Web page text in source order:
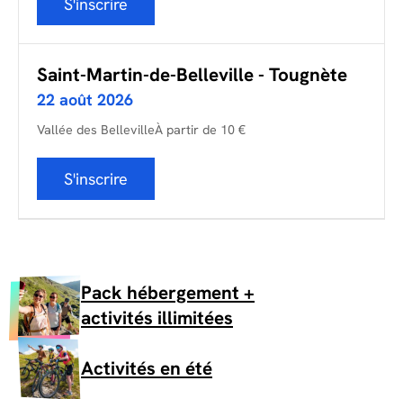
S'inscrire
Saint-Martin-de-Belleville - Tougnète
22 août 2026
Vallée des BellevilleÀ partir de 10 €
S'inscrire
Pack hébergement +
activités illimitées
Activités en été